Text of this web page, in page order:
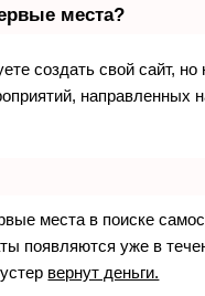
места?
создать свой сайт,
направленных
места в поиске
появляются уже в
вернут деньги.